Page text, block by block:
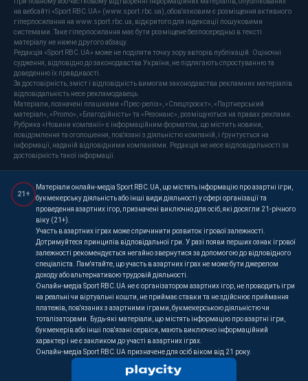
на вебсайті «Sport RBC.UA» (www.sport.rbc.ua), обов'язковим є розміщення активного
гіперпосилання на www.sport.rbc.ua, відкритого для індексації пошуковими
системами. Таке гіперпосилання має бути розміщене безпосередньо в тексті
матеріалу не нижче другого абзацу.
Редакція «Sport RBC.UA» може не поділяти точку зору авторів публікацій. Оціночні
судження, відповідно до законодавства України, не підлягають спростуванню та
доведенню їх правдивості.
За достовірність, зміст і відповідність вимогам законодавства рекламних матеріалів
відповідальність несе рекламодавець.
Матеріали, позначені плашками «Прес-реліз», «Спецпроєкт», «Партнерський
матеріал», «Promo», «Благодійність» та «Резонанс», розміщуються на правах реклами.
Рубрика «Новини компанії» є інформаційним форматом, що містить новини,
повідомлення та оголошення, пов'язані з діяльністю компаній, і ґрунтується на
інформації, наданій відповідними компаніями. Редакція не несе відповідальності за
достовірність такої інформації.
21+
Матеріали онлайн-медіа Sport RBC.UA, що містять інформацію про азартні ігри,
букмекерську діяльність або інші види діяльності у сфері організації та
проведення азартних ігор, призначені виключно для осіб, які досягли 21-річного
віку (21+).
Участь в азартних іграх може спричинити розвиток ігрової залежності.
Дотримуйтеся принципів відповідальної гри. У разі появи перших ознак ігрової
залежності рекомендується негайно звернутися за допомогою до відповідного
спеціаліста. Пам'ятайте, що участь в азартних іграх не може бути джерелом
доходу або альтернативою трудовій діяльності.
Онлайн-медіа Sport RBC.UA не є організатором азартних ігор, не проводить ігри
на реальні чи віртуальні кошти, не приймає ставки та не здійснює приймання
платежів, пов'язаних з азартними іграми, букмекерською діяльністю чи
тоталізаторами. Будь-які матеріали, що містять інформацію про азартні ігри,
букмекерів або інші пов'язані сервіси, мають виключно інформаційний
характер і не є закликом до участі в азартних іграх.
Онлайн-медіа Sport RBC.UA призначене для осіб віком від 21 року.